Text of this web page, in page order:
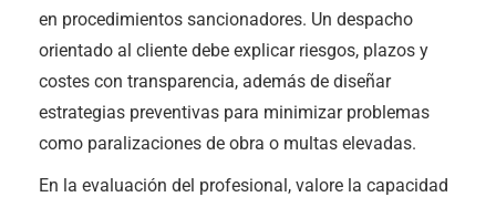
en procedimientos sancionadores. Un despacho
orientado al cliente debe explicar riesgos, plazos y
costes con transparencia, además de diseñar
estrategias preventivas para minimizar problemas
como paralizaciones de obra o multas elevadas.
En la evaluación del profesional, valore la capacidad